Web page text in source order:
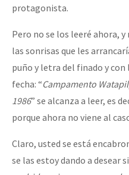
protagonista.
Pero no se los leeré ahora,
las sonrisas que les
puño y letra del finado y
fecha: “Campamento
1986” se alcanza a leer, es
porque ahora no viene al
Claro, usted se está
se las estoy dando a desear si